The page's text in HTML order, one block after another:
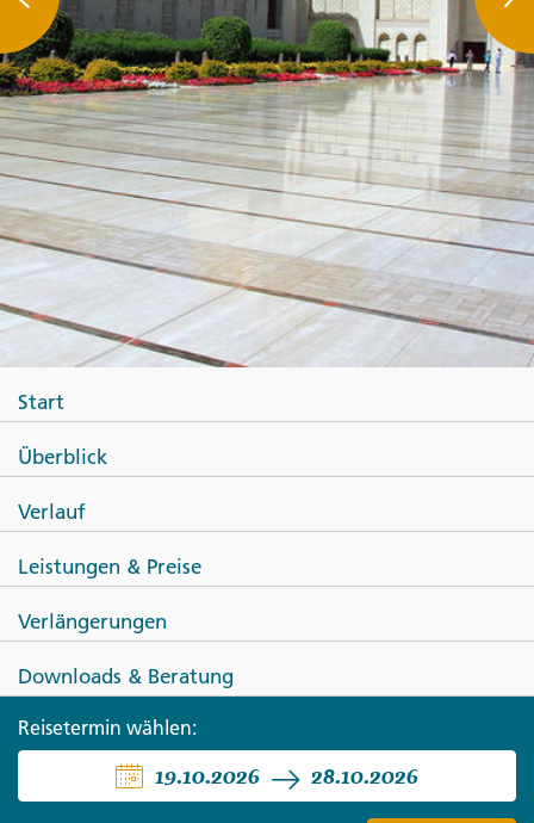
Omanische Impressionen
Start
Überblick
Verlauf
Leistungen & Preise
Verlängerungen
Downloads & Beratung
Reisetermin wählen:
19.10.2026 28.10.2026